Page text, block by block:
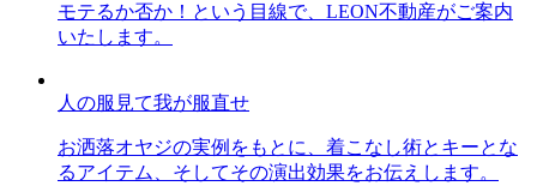
モテるか否か！という目線で、LEON不動産がご案内
いたします。
人の服見て我が服直せ
お洒落オヤジの実例をもとに、着こなし術とキーとな
るアイテム、そしてその演出効果をお伝えします。